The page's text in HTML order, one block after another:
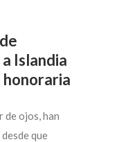
Islandia
honoraria
de ojos, han
que